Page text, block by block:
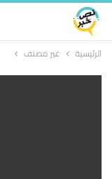
الرئيسية غير مصنف